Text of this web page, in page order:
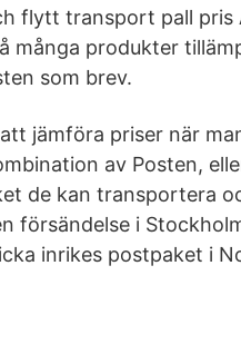
flytt transport pall pris
många produkter
som brev.
jämföra priser när
av Posten,
de kan transportera
försändelse i
inrikes postpaket i